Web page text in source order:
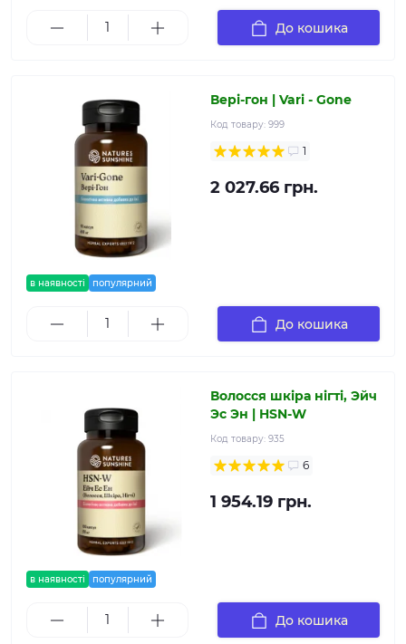
До кошика
в наявності популярний
Вері-гон | Vari - Gone
Код товару: 999
1
2 027.66 грн.
До кошика
в наявності популярний
Волосся шкіра нігті, Эйч
Эс Эн | HSN-W
Код товару: 935
6
1 954.19 грн.
До кошика